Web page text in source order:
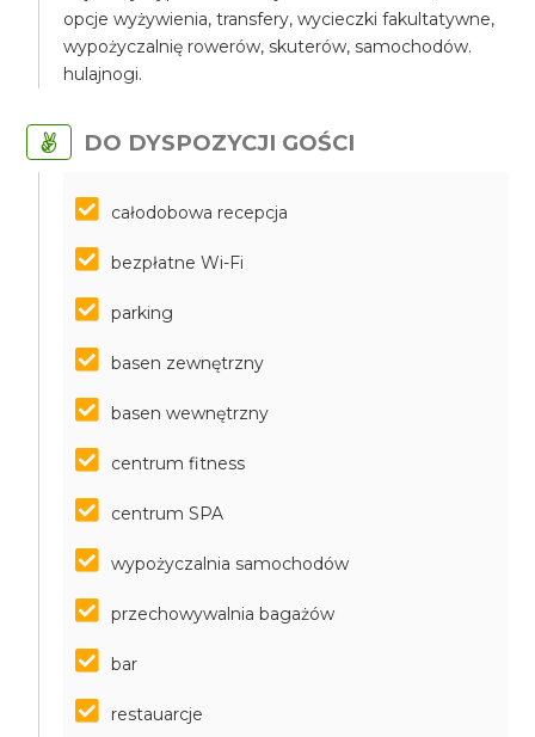
opcje wyżywienia, transfery, wycieczki fakultatywne,
wypożyczalnię rowerów, skuterów, samochodów.
hulajnogi.
DO DYSPOZYCJI GOŚCI
całodobowa recepcja
bezpłatne Wi-Fi
parking
basen zewnętrzny
basen wewnętrzny
centrum fitness
centrum SPA
wypożyczalnia samochodów
przechowywalnia bagażów
bar
restauarcje